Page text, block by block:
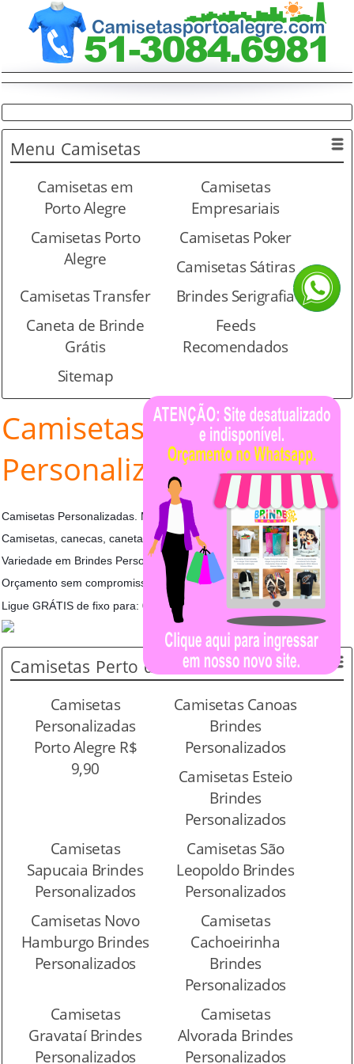
Menu Camisetas
Camisetas em
Porto Alegre
Camisetas
Empresariais
Camisetas Porto
Alegre
Camisetas Poker
Camisetas Sátiras
Camisetas Transfer
Brindes Serigrafia
Caneta de Brinde
Grátis
Feeds
Recomendados
Sitemap
Camisetas
Personalizadas Sinalux
Camisetas Personalizadas. Mais um cliente satisfeito.
Camisetas, canecas, canetas.
Variedade em Brindes Personalizados.
Orçamento sem compromisso.
Ligue GRÁTIS de fixo para: 0800 642 2321
Camisetas Perto de Você
Camisetas
Personalizadas
Porto Alegre R$
9,90
Camisetas Canoas
Brindes
Personalizados
Camisetas Esteio
Brindes
Personalizados
Camisetas
Sapucaia Brindes
Personalizados
Camisetas São
Leopoldo Brindes
Personalizados
Camisetas Novo
Hamburgo Brindes
Personalizados
Camisetas
Cachoeirinha
Brindes
Personalizados
Camisetas
Gravataí Brindes
Personalizados
Camisetas
Alvorada Brindes
Personalizados